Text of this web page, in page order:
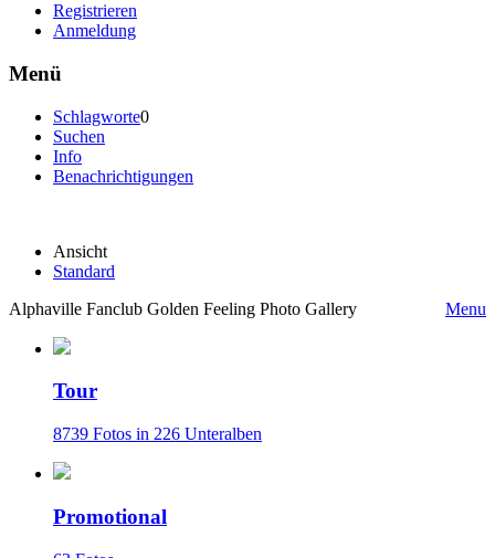
Registrieren
Anmeldung
Menü
Schlagworte0
Suchen
Info
Benachrichtigungen
Ansicht
Standard
Alphaville Fanclub Golden Feeling Photo Gallery
Menu
Tour
8739 Fotos in 226 Unteralben
Promotional